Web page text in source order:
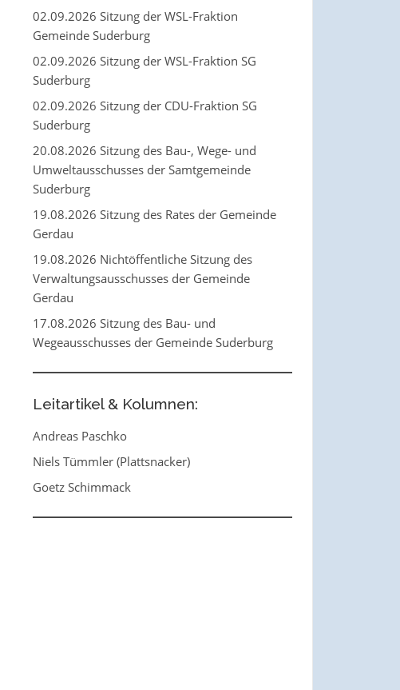
02.09.2026 Sitzung der WSL-Fraktion
Gemeinde Suderburg
02.09.2026 Sitzung der WSL-Fraktion SG
Suderburg
02.09.2026 Sitzung der CDU-Fraktion SG
Suderburg
20.08.2026 Sitzung des Bau-, Wege- und
Umweltausschusses der Samtgemeinde
Suderburg
19.08.2026 Sitzung des Rates der Gemeinde
Gerdau
19.08.2026 Nichtöffentliche Sitzung des
Verwaltungsausschusses der Gemeinde
Gerdau
17.08.2026 Sitzung des Bau- und
Wegeausschusses der Gemeinde Suderburg
Leitartikel & Kolumnen:
Andreas Paschko
Niels Tümmler (Plattsnacker)
Goetz Schimmack